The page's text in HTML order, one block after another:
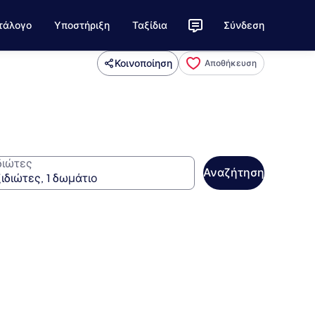
Υποστήριξη Ταξίδια Σύνδεση
Κοινοποίηση Αποθήκευση
Αναζήτηση